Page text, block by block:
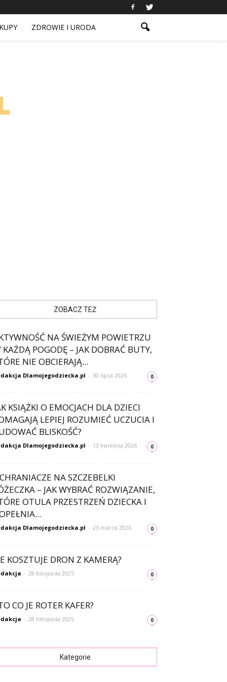
ZDROWIE I URODA
ZOBACZ TEŻ
NA ŚWIEŻYM POWIETRZU
KAŻDĄ POGODĘ – JAK DOBRAĆ BUTY,
NIE OBCIERAJĄ...
Dlamojegodziecka.pl - 30 lipca 2026 0
KSIĄŻKI O EMOCJACH DLA DZIECI
LEPIEJ ROZUMIEĆ UCZUCIA I
BLISKOŚĆ?
Dlamojegodziecka.pl - 13 kwietnia 2026 0
NA SZCZEBELKI
– JAK WYBRAĆ ROZWIĄZANIE,
OTULA PRZESTRZEŃ DZIECKA I
Dlamojegodziecka.pl - 23 marca 2026 0
KOSZTUJE DRON Z KAMERĄ?
- 28 listopada 2025 0
CO JE ROTER KAFER?
- 28 listopada 2025 0
Kategorie